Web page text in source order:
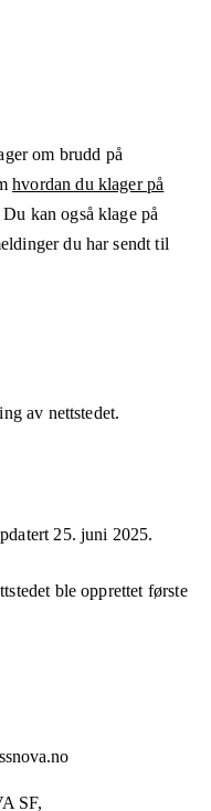
om brudd på
hvordan du klager på
Du kan også klage på
du har sendt til
av nettstedet.
25. juni 2025.
ble opprettet første
SF,